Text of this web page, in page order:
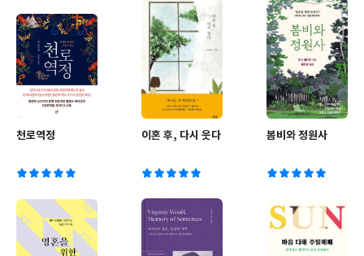
천로역정 이혼 후, 다시 웃다 봄비와 정원사